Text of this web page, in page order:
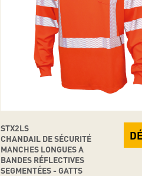
STX2LS
CHANDAIL DE SÉCURITÉ
MANCHES LONGUES A
BANDES RÉFLECTIVES
SEGMENTÉES - GATTS